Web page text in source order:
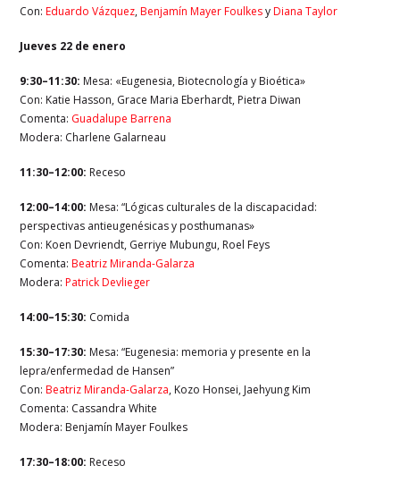
Con:Eduardo Vázquez,Benjamín Mayer FoulkesyDiana Taylor
Jueves 22 de enero
9:30–11:30: Mesa: «Eugenesia, Biotecnología y Bioética»
Con: Katie Hasson, Grace Maria Eberhardt, Pietra Diwan
Comenta: Guadalupe Barrena
Modera: Charlene Galarneau
11:30–12:00: Receso
12:00–14:00: Mesa: “Lógicas culturales de la discapacidad:
perspectivas antieugenésicas y posthumanas»
Con: Koen Devriendt, Gerriye Mubungu, Roel Feys
Comenta:Beatriz Miranda-Galarza
Modera:Patrick Devlieger
14:00–15:30: Comida
15:30–17:30: Mesa: “Eugenesia: memoria y presente en la
lepra/enfermedad de Hansen”
Con:Beatriz Miranda-Galarza, Kozo Honsei, Jaehyung Kim
Comenta: Cassandra White
Modera: Benjamín Mayer Foulkes
17:30–18:00: Receso